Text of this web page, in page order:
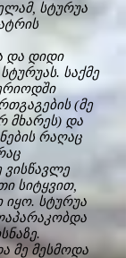
სტურუა
და დიდი
საქმე
(მე
მხარეს) და
რაღაც
ვისწავლე
სიტყვით,
იყო. სტურუა
მე მესმოდა